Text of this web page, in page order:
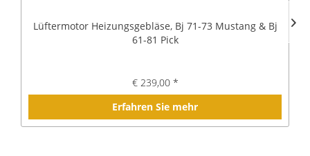
Lüftermotor Heizungsgebläse, Bj 71-73 Mustang & Bj
61-81 Pick
€ 239,00 *
Erfahren Sie mehr